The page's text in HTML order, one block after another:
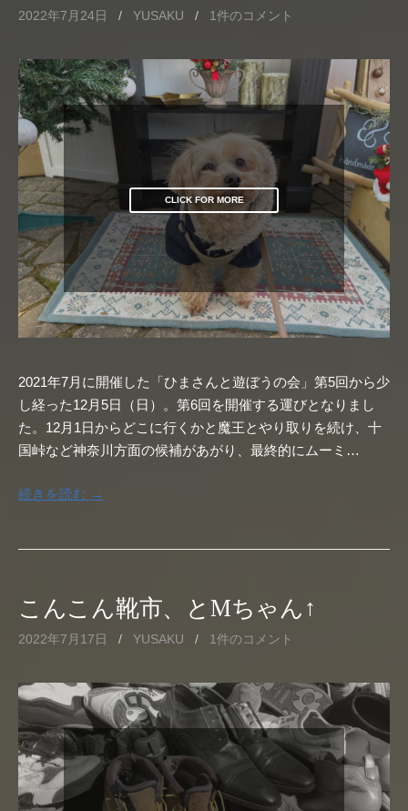
2022年7月24日 / YUSAKU / 1件のコメント
CLICK FOR MORE
2021年7月に開催した「ひまさんと遊ぼうの会」第5回から少
し経った12月5日（日）。第6回を開催する運びとなりまし
た。12月1日からどこに行くかと魔王とやり取りを続け、十
国峠など神奈川方面の候補があがり、最終的にムーミ…
続きを読む →
こんこん靴市、とMちゃん↑
2022年7月17日 / YUSAKU / 1件のコメント